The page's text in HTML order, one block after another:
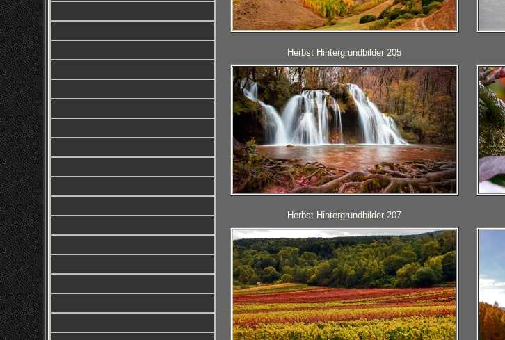
Herbst Hintergrundbilder 205
Herbst Hintergrundbilder 207